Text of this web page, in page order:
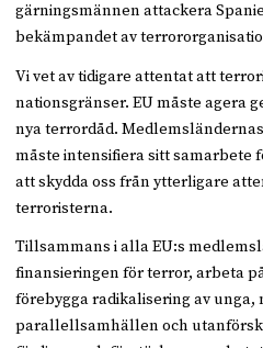
gärningsmännen attackera
bekämpandet av
Vi vet av tidigare attentat att
nationsgränser. EU måste agera
nya terrordåd.
måste intensifiera sitt samarbete
att skydda oss från ytterligare
terroristerna.
Tillsammans i alla EU:s
finansieringen för terror, arbeta
förebygga radikalisering av
parallellsamhällen och